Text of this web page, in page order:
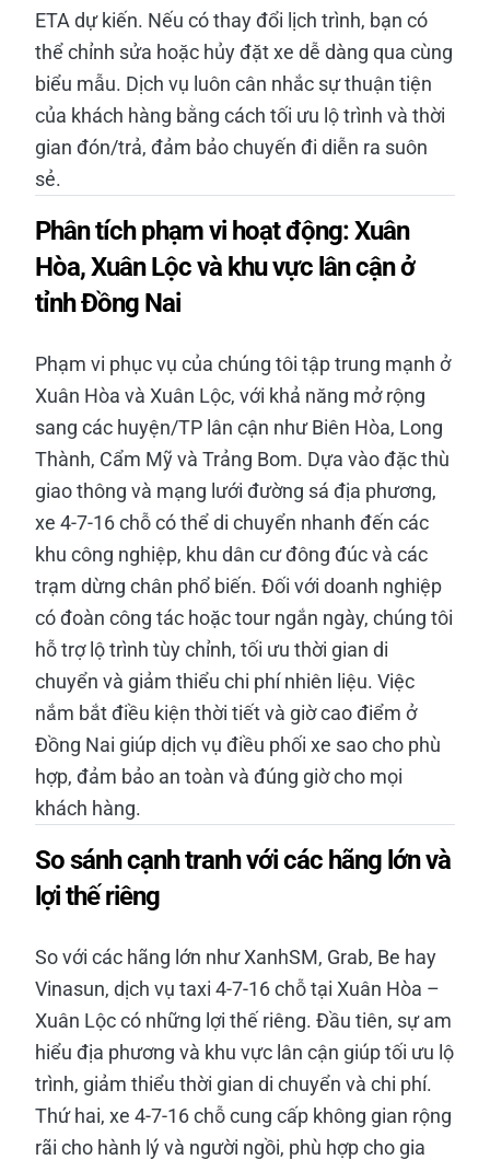
ETA dự kiến. Nếu có thay đổi lịch trình, bạn có
thể chỉnh sửa hoặc hủy đặt xe dễ dàng qua cùng
biểu mẫu. Dịch vụ luôn cân nhắc sự thuận tiện
của khách hàng bằng cách tối ưu lộ trình và thời
gian đón/trả, đảm bảo chuyến đi diễn ra suôn
sẻ.
Phân tích phạm vi hoạt động: Xuân
Hòa, Xuân Lộc và khu vực lân cận ở
tỉnh Đồng Nai
Phạm vi phục vụ của chúng tôi tập trung mạnh ở
Xuân Hòa và Xuân Lộc, với khả năng mở rộng
sang các huyện/TP lân cận như Biên Hòa, Long
Thành, Cẩm Mỹ và Trảng Bom. Dựa vào đặc thù
giao thông và mạng lưới đường sá địa phương,
xe 4-7-16 chỗ có thể di chuyển nhanh đến các
khu công nghiệp, khu dân cư đông đúc và các
trạm dừng chân phổ biến. Đối với doanh nghiệp
có đoàn công tác hoặc tour ngắn ngày, chúng tôi
hỗ trợ lộ trình tùy chỉnh, tối ưu thời gian di
chuyển và giảm thiểu chi phí nhiên liệu. Việc
nắm bắt điều kiện thời tiết và giờ cao điểm ở
Đồng Nai giúp dịch vụ điều phối xe sao cho phù
hợp, đảm bảo an toàn và đúng giờ cho mọi
khách hàng.
So sánh cạnh tranh với các hãng lớn và
lợi thế riêng
So với các hãng lớn như XanhSM, Grab, Be hay
Vinasun, dịch vụ taxi 4-7-16 chỗ tại Xuân Hòa –
Xuân Lộc có những lợi thế riêng. Đầu tiên, sự am
hiểu địa phương và khu vực lân cận giúp tối ưu lộ
trình, giảm thiểu thời gian di chuyển và chi phí.
Thứ hai, xe 4-7-16 chỗ cung cấp không gian rộng
rãi cho hành lý và người ngồi, phù hợp cho gia